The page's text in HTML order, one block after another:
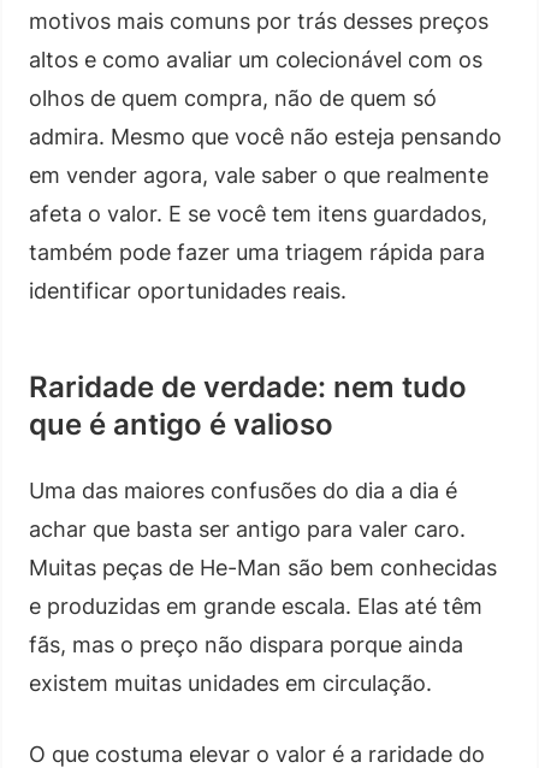
motivos mais comuns por trás desses preços
altos e como avaliar um colecionável com os
olhos de quem compra, não de quem só
admira. Mesmo que você não esteja pensando
em vender agora, vale saber o que realmente
afeta o valor. E se você tem itens guardados,
também pode fazer uma triagem rápida para
identificar oportunidades reais.
Raridade de verdade: nem tudo
que é antigo é valioso
Uma das maiores confusões do dia a dia é
achar que basta ser antigo para valer caro.
Muitas peças de He-Man são bem conhecidas
e produzidas em grande escala. Elas até têm
fãs, mas o preço não dispara porque ainda
existem muitas unidades em circulação.
O que costuma elevar o valor é a raridade do